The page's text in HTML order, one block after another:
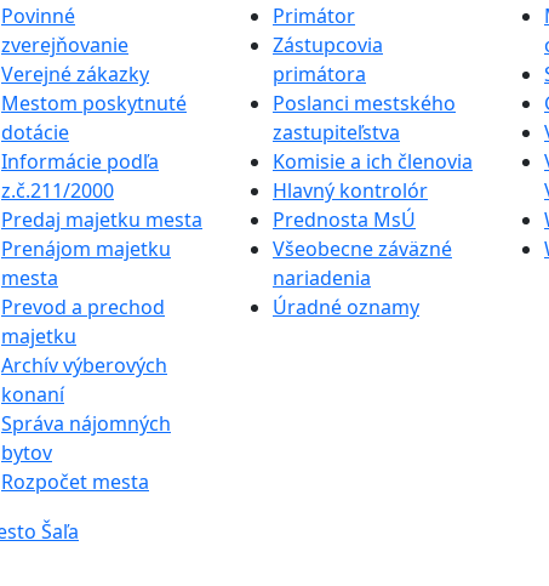
Povinné
zverejňovanie
Verejné zákazky
Mestom poskytnuté
dotácie
Informácie podľa
z.č.211/2000
Predaj majetku mesta
Prenájom majetku
mesta
Prevod a prechod
majetku
Archív výberových
konaní
Správa nájomných
bytov
Rozpočet mesta
Primátor
Zástupcovia
primátora
Poslanci mestského
zastupiteľstva
Komisie a ich členovia
Hlavný kontrolór
Prednosta MsÚ
Všeobecne záväzné
nariadenia
Úradné oznamy